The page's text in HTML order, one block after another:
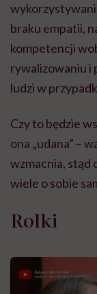
braku empatii,
kompetencji
rywalizowaniu i
ludzi w
Czy to będzie
ona „udana” –
wzmacnia, stąd
wiele o sobie
Rolki